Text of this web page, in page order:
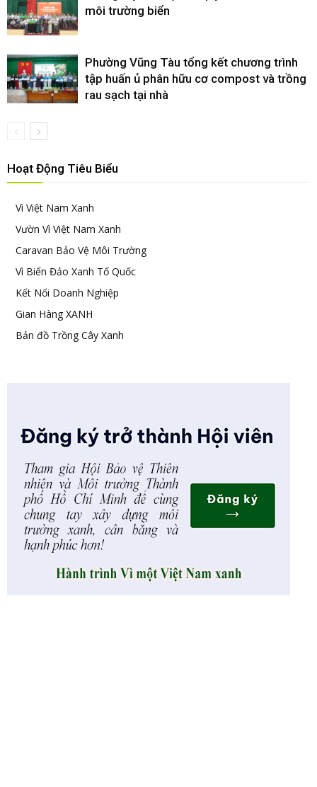
môi trường biển
Phường Vũng Tàu tổng kết chương trình
tập huấn ủ phân hữu cơ compost và trồng
rau sạch tại nhà
Hoạt Động Tiêu Biểu
Vì Việt Nam Xanh
Vườn Vì Việt Nam Xanh
Caravan Bảo Vệ Môi Trường
Vì Biển Đảo Xanh Tổ Quốc
Kết Nối Doanh Nghiệp
Gian Hàng XANH
Bản đồ Trồng Cây Xanh